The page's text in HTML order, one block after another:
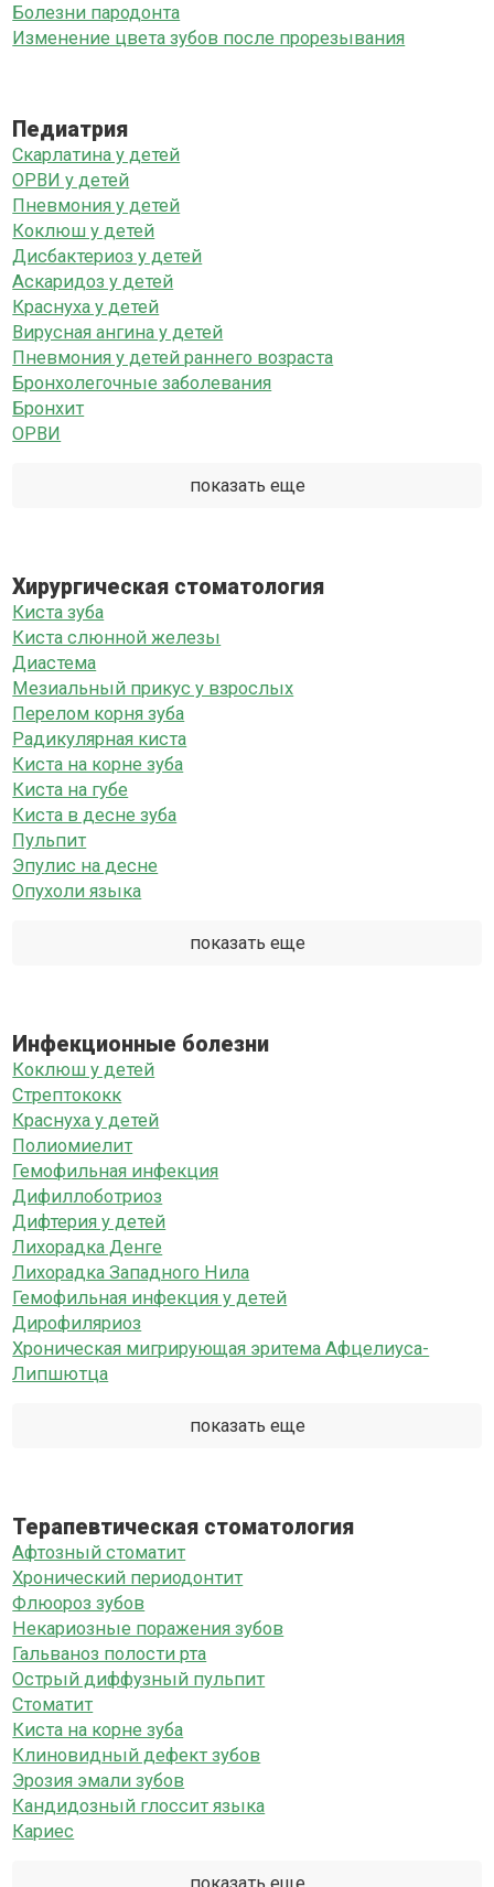
Болезни пародонта
Изменение цвета зубов после прорезывания
Педиатрия
Скарлатина у детей
ОРВИ у детей
Пневмония у детей
Коклюш у детей
Дисбактериоз у детей
Аскаридоз у детей
Краснуха у детей
Вирусная ангина у детей
Пневмония у детей раннего возраста
Бронхолегочные заболевания
Бронхит
ОРВИ
показать еще
Хирургическая стоматология
Киста зуба
Киста слюнной железы
Диастема
Мезиальный прикус у взрослых
Перелом корня зуба
Радикулярная киста
Киста на корне зуба
Киста на губе
Киста в десне зуба
Пульпит
Эпулис на десне
Опухоли языка
показать еще
Инфекционные болезни
Коклюш у детей
Стрептококк
Краснуха у детей
Полиомиелит
Гемофильная инфекция
Дифиллоботриоз
Дифтерия у детей
Лихорадка Денге
Лихорадка Западного Нила
Гемофильная инфекция у детей
Дирофиляриоз
Хроническая мигрирующая эритема Афцелиуса-
Липшютца
показать еще
Терапевтическая стоматология
Афтозный стоматит
Хронический периодонтит
Флюороз зубов
Некариозные поражения зубов
Гальваноз полости рта
Острый диффузный пульпит
Стоматит
Киста на корне зуба
Клиновидный дефект зубов
Эрозия эмали зубов
Кандидозный глоссит языка
Кариес
показать еще